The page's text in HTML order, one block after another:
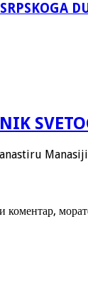
коментар,